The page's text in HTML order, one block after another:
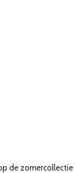
de zomercollectie